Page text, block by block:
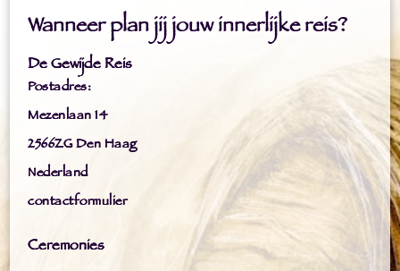
Wanneer plan jij jouw innerlijke reis?
De Gewijde Reis
Postadres:
Mezenlaan 14
2566ZG Den Haag
Nederland
contactformulier
Ceremonies